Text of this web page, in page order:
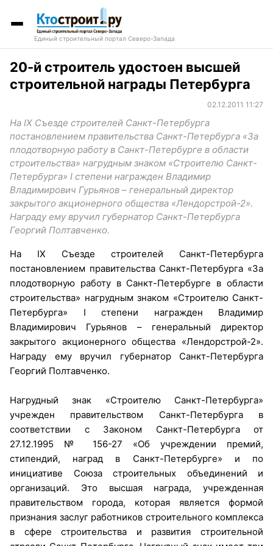
Единый строительный портал Северо-Запада
20-й строитель удостоен высшей
строительной награды Петербурга
02.12.2011 11:27
На IX Съезде строителей Санкт-Петербурга
постановлением правительства Санкт-Петербурга «За
плодотворную работу в Санкт-Петербурге в области
строительства» нагрудным знаком «Строителю Санкт-
Петербурга» I степени награжден Владимир
Владимирович Гурьянов – генеральный директор
закрытого акционерного общества «Лендорстрой-2».
Награду ему вручил губернатор Санкт-Петербурга
Георгий Полтавченко.
На IX Съезде строителей Санкт-Петербурга
постановлением правительства Санкт-Петербурга «За
плодотворную работу в Санкт-Петербурге в области
строительства» нагрудным знаком «Строителю Санкт-
Петербурга» I степени награжден Владимир
Владимирович Гурьянов – генеральный директор
закрытого акционерного общества «Лендорстрой-2».
Награду ему вручил губернатор Санкт-Петербурга
Георгий Полтавченко.
Нагрудный знак «Строителю Санкт-Петербурга»
учрежден правительством Санкт-Петербурга в
соответствии с Законом Санкт-Петербурга от
27.12.1995 № 156-27 «Об учреждении премий,
стипендий, наград в Санкт-Петербурге» и по
инициативе Союза строительных объединений и
организаций. Это высшая награда, учрежденная
правительством города, которая является формой
признания заслуг работников строительного комплекса
в сфере строительства и развития строительной